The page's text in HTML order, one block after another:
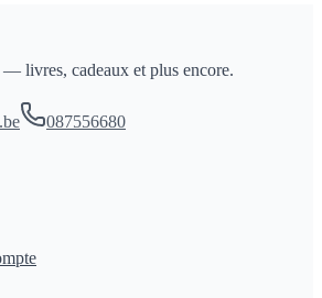
livres, cadeaux et plus encore.
087556680